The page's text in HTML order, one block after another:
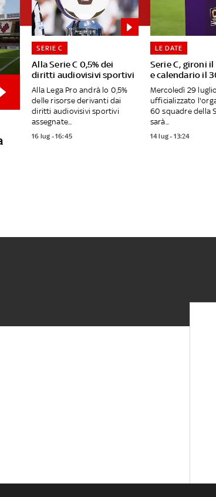
Alla Serie C 0,5% dei
diritti audiovisivi sportivi
SERIE C
Alla Lega Pro andrà lo 0,5%
delle risorse derivanti dai
diritti audiovisivi sportivi
assegnate...
16 lug - 16:45
Serie C, gironi
e calendario il
LE DATE
Mercoledì 29
ufficializzato
60 squadre della
sarà...
14 lug - 13:24